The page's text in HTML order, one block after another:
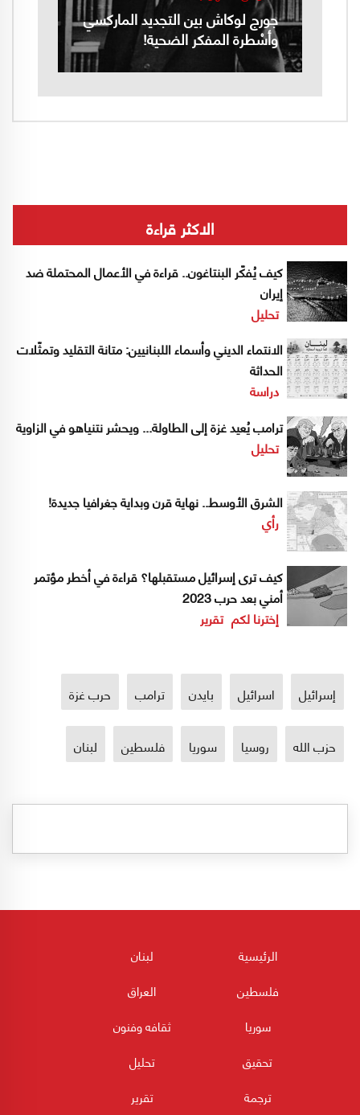
جورج لوكاش بين التجديد الماركسي
وأسْطرة المفكر الضحية!
الاكثر قراءة
كيف يُفكّر البنتاغون.. قراءة في الأعمال المحتملة ضد
إيران
تحليل
الانتماء الديني وأسماء اللبنانيين: متانة التقليد وتمثّلات
الحداثة
دراسة
ترامب يُعيد غزة إلى الطاولة... ويحشر نتنياهو في الزاوية
تحليل
الشرق الأوسط.. نهاية قرن وبداية جغرافيا جديدة!
رأي
كيف ترى إسرائيل مستقبلها؟ قراءة في أخطر مؤتمر
أمني بعد حرب 2023
إخترنا لكم تقرير
إسرائيل اسرائيل بايدن ترامب حرب غزة
حزب الله روسيا سوريا فلسطين لبنان
الرئيسية
لبنان
فلسطين
العراق
سوريا
ثقافه وفنون
تحقيق
تحليل
ترجمة
تقرير